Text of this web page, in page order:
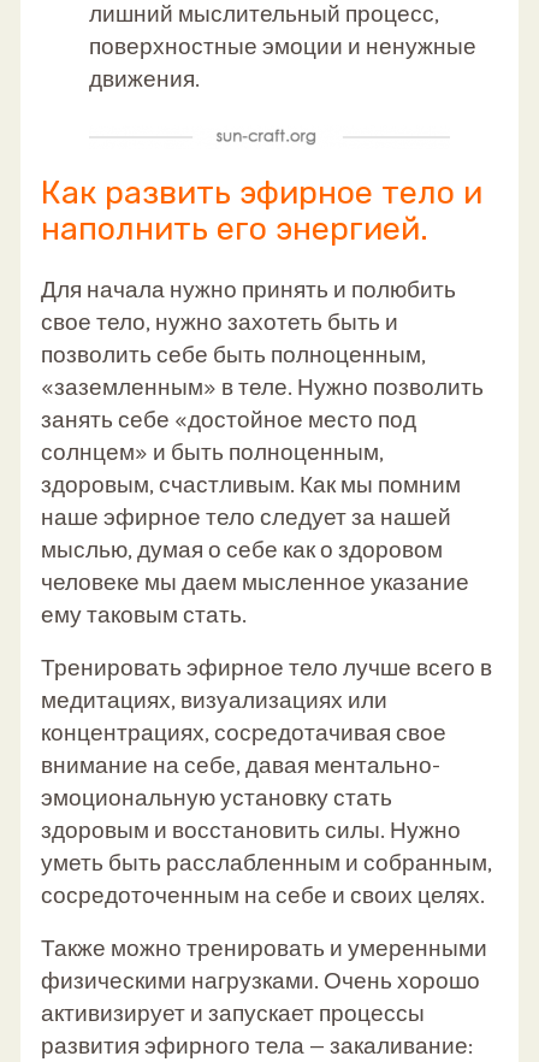
лишний мыслительный процесс,
поверхностные эмоции и ненужные
движения.
Как развить эфирное тело и
наполнить его энергией.
Для начала нужно принять и полюбить
свое тело, нужно захотеть быть и
позволить себе быть полноценным,
«заземленным» в теле. Нужно позволить
занять себе «достойное место под
солнцем» и быть полноценным,
здоровым, счастливым. Как мы помним
наше эфирное тело следует за нашей
мыслью, думая о себе как о здоровом
человеке мы даем мысленное указание
ему таковым стать.
Тренировать эфирное тело лучше всего в
медитациях, визуализациях или
концентрациях, сосредотачивая свое
внимание на себе, давая ментально-
эмоциональную установку стать
здоровым и восстановить силы. Нужно
уметь быть расслабленным и собранным,
сосредоточенным на себе и своих целях.
Также можно тренировать и умеренными
физическими нагрузками. Очень хорошо
активизирует и запускает процессы
развития эфирного тела — закаливание: